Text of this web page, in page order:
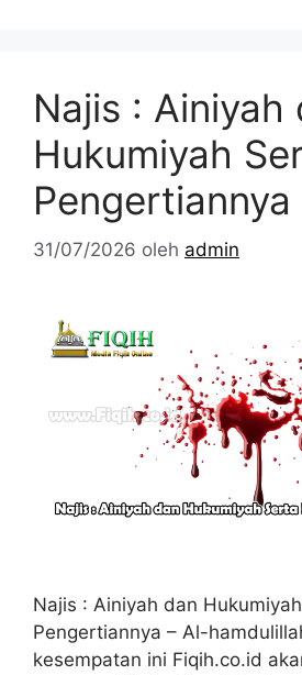
Najis : Ainiyah
Hukumiyah
Pengertiannya
31/07/2026 oleh admin
Najis : Ainiyah dan
Pengertiannya – Al-
kesempatan ini Fiqih.co.id